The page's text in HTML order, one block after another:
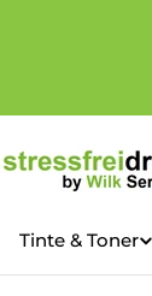
Tinte & Toner